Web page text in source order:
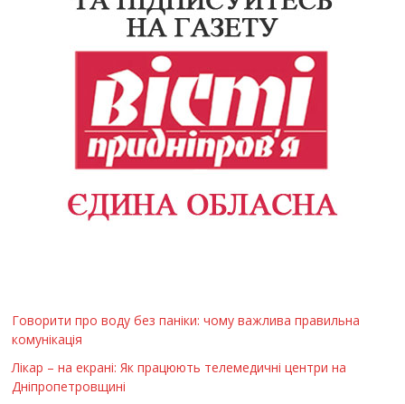
Говорити про воду без паніки: чому важлива правильна
комунікація
Лікар – на екрані: Як працюють телемедичні центри на
Дніпропетровщині